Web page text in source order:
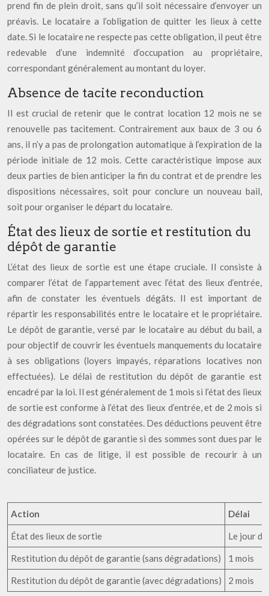
prend fin de plein droit, sans qu’il soit nécessaire d’envoyer un
préavis. Le locataire a l’obligation de quitter les lieux à cette
date. Si le locataire ne respecte pas cette obligation, il peut être
redevable d’une indemnité d’occupation au propriétaire,
correspondant généralement au montant du loyer.
Absence de tacite reconduction
Il est crucial de retenir que le contrat location 12 mois ne se
renouvelle pas tacitement. Contrairement aux baux de 3 ou 6
ans, il n’y a pas de prolongation automatique à l’expiration de la
période initiale de 12 mois. Cette caractéristique impose aux
deux parties de bien anticiper la fin du contrat et de prendre les
dispositions nécessaires, soit pour conclure un nouveau bail,
soit pour organiser le départ du locataire.
État des lieux de sortie et restitution du
dépôt de garantie
L’état des lieux de sortie est une étape cruciale. Il consiste à
comparer l’état de l’appartement avec l’état des lieux d’entrée,
afin de constater les éventuels dégâts. Il est important de
répartir les responsabilités entre le locataire et le propriétaire.
Le dépôt de garantie, versé par le locataire au début du bail, a
pour objectif de couvrir les éventuels manquements du locataire
à ses obligations (loyers impayés, réparations locatives non
effectuées). Le délai de restitution du dépôt de garantie est
encadré par la loi. Il est généralement de 1 mois si l’état des lieux
de sortie est conforme à l’état des lieux d’entrée, et de 2 mois si
des dégradations sont constatées. Des déductions peuvent être
opérées sur le dépôt de garantie si des sommes sont dues par le
locataire. En cas de litige, il est possible de recourir à un
conciliateur de justice.
Action Délai
État des lieux de sortie Le jour
Restitution du dépôt de garantie (sans dégradations) 1 mois
Restitution du dépôt de garantie (avec dégradations) 2 mois